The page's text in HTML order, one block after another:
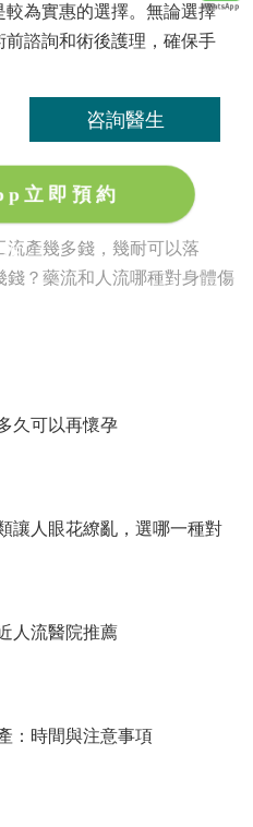
為實惠的選擇。無論選擇
諮詢和術後護理，確保手
咨詢醫生
立即預約
產幾多錢，幾耐可以落
錢？藥流和人流哪種對身體傷
久可以再懷孕
讓人眼花繚亂，選哪一種對
人流醫院推薦
：時間與注意事項